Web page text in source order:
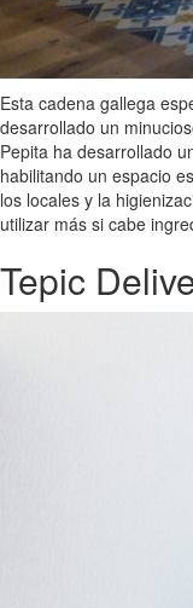
Esta cadena gallega
desarrollado un
Pepita ha desarrollado
habilitando un espacio
los locales y la
utilizar más si cabe
Tepic